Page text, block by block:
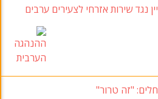
נגד שירות אזרחי לצעירים ערבים
"זה טרור"